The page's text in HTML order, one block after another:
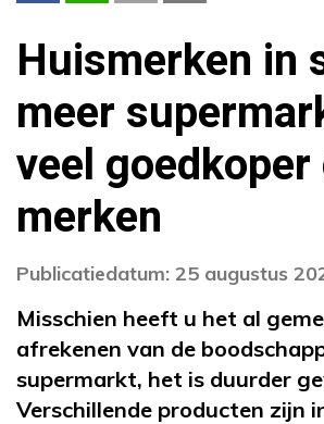
Huismerken in
meer
veel
merken
Publicatiedatum: 25 augustus
Misschien heeft u het al
afrekenen van de
supermarkt, het is duurder
Verschillende producten zijn